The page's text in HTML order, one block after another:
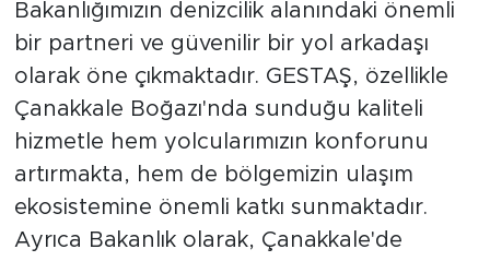
Bakanlığımızın denizcilik alanındaki önemli
bir partneri ve güvenilir bir yol arkadaşı
olarak öne çıkmaktadır. GESTAŞ, özellikle
Çanakkale Boğazı'nda sunduğu kaliteli
hizmetle hem yolcularımızın konforunu
artırmakta, hem de bölgemizin ulaşım
ekosistemine önemli katkı sunmaktadır.
Ayrıca Bakanlık olarak, Çanakkale'de